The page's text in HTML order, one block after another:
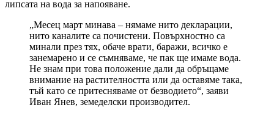
липсата на вода за напояване.
„Месец март минава – нямаме нито декларации,
нито каналите са почистени. Повърхностно са
минали през тях, обаче врати, баражи, всичко е
занемарено и се съмняваме, че пак ще имаме вода.
Не знам при това положение дали да обръщаме
внимание на растителността или да оставяме така,
тъй като се притесняваме от безводието“, заяви
Иван Янев, земеделски производител.